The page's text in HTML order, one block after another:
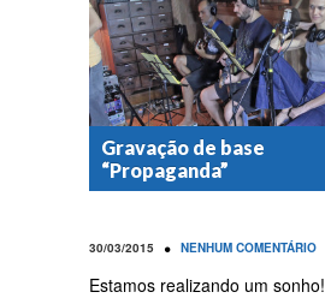
Gravação de base
“Propaganda”
30/03/2015 • NENHUM COMENTÁRIO
Estamos realizando um sonho!